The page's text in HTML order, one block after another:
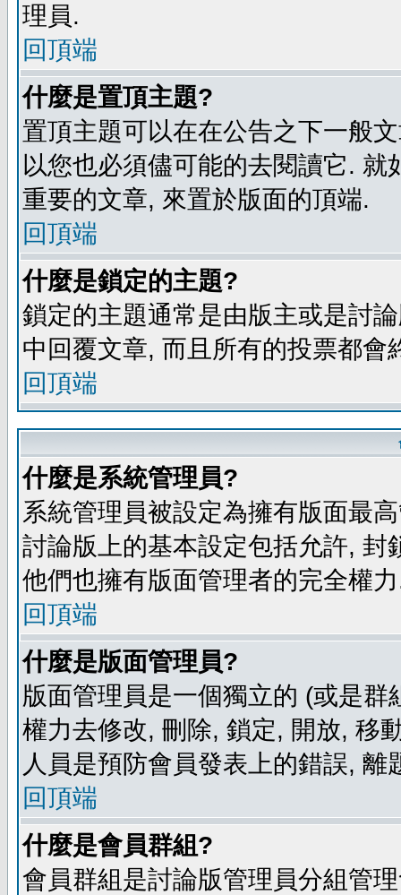
理員.
回頂端
什麼是置頂主題?
置頂主題可以在在公告之下一般
以您也必須儘可能的去閱讀它.
重要的文章, 來置於版面的頂端.
回頂端
什麼是鎖定的主題?
鎖定的主題通常是由版主或是討
中回覆文章, 而且所有的投票都
回頂端
什麼是系統管理員?
系統管理員被設定為擁有版面最
討論版上的基本設定包括允許,
他們也擁有版面管理者的完全權
回頂端
什麼是版面管理員?
版面管理員是一個獨立的 (或是
權力去修改, 刪除, 鎖定, 開放, 移
人員是預防會員發表上的錯誤, 離
回頂端
什麼是會員群組?
會員群組是討論版管理員分組管